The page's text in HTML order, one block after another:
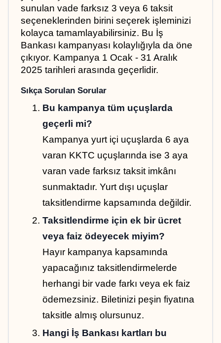
sunulan vade farksız 3 veya 6 taksit
seçeneklerinden birini seçerek işleminizi
kolayca tamamlayabilirsiniz. Bu İş
Bankası kampanyası kolaylığıyla da öne
çıkıyor. Kampanya 1 Ocak - 31 Aralık
2025 tarihleri arasında geçerlidir.
Sıkça Sorulan Sorular
Bu kampanya tüm uçuşlarda
geçerli mi?
Kampanya yurt içi uçuşlarda 6 aya
varan KKTC uçuşlarında ise 3 aya
varan vade farksız taksit imkânı
sunmaktadır. Yurt dışı uçuşlar
taksitlendirme kapsamında değildir.
Taksitlendirme için ek bir ücret
veya faiz ödeyecek miyim?
Hayır kampanya kapsamında
yapacağınız taksitlendirmelerde
herhangi bir vade farkı veya ek faiz
ödemezsiniz. Biletinizi peşin fiyatına
taksitle almış olursunuz.
Hangi İş Bankası kartları bu